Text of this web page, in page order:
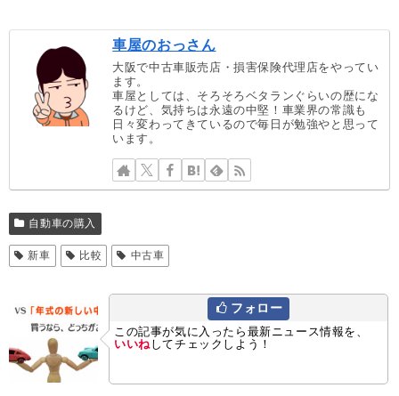
車屋のおっさん
大阪で中古車販売店・損害保険代理店をやってい
ます。
車屋としては、そろそろベタランぐらいの歴にな
るけど、気持ちは永遠の中堅！車業界の常識も
日々変わってきているので毎日が勉強やと思って
います。
自動車の購入
新車 比較 中古車
フォロー
この記事が気に入ったら最新ニュース情報を、
いいね してチェックしよう！